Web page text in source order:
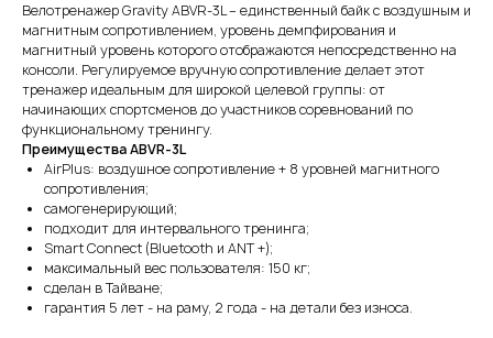
Велотренажер Gravity ABVR-3L – единственный байк с воздушным и
магнитным сопротивлением, уровень демпфирования и
магнитный уровень которого отображаются непосредственно на
консоли. Регулируемое вручную сопротивление делает этот
тренажер идеальным для широкой целевой группы: от
начинающих спортсменов до участников соревнований по
функциональному тренингу.
Преимущества ABVR-3L
AirPlus: воздушное сопротивление + 8 уровней магнитного
сопротивления;
самогенерирующий;
подходит для интервального тренинга;
Smart Connect (Bluetooth и ANT +);
максимальный вес пользователя: 150 кг;
сделан в Тайване;
гарантия 5 лет - на раму, 2 года - на детали без износа.